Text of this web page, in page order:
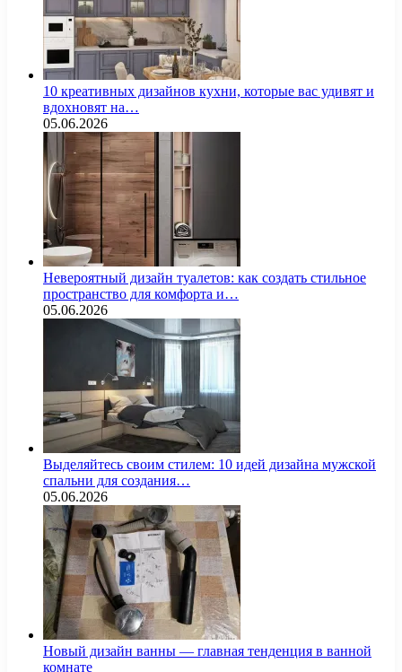
10 креативных дизайнов кухни, которые вас удивят и
вдохновят на…
05.06.2026
Невероятный дизайн туалетов: как создать стильное
пространство для комфорта и…
05.06.2026
Выделяйтесь своим стилем: 10 идей дизайна мужской
спальни для создания…
05.06.2026
Новый дизайн ванны — главная тенденция в ванной
комнате